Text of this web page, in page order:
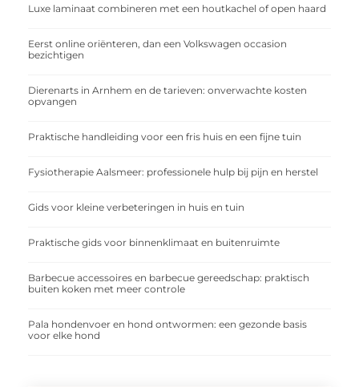
Luxe laminaat combineren met een houtkachel of open haard
Eerst online oriënteren, dan een Volkswagen occasion
bezichtigen
Dierenarts in Arnhem en de tarieven: onverwachte kosten
opvangen
Praktische handleiding voor een fris huis en een fijne tuin
Fysiotherapie Aalsmeer: professionele hulp bij pijn en herstel
Gids voor kleine verbeteringen in huis en tuin
Praktische gids voor binnenklimaat en buitenruimte
Barbecue accessoires en barbecue gereedschap: praktisch
buiten koken met meer controle
Pala hondenvoer en hond ontwormen: een gezonde basis
voor elke hond